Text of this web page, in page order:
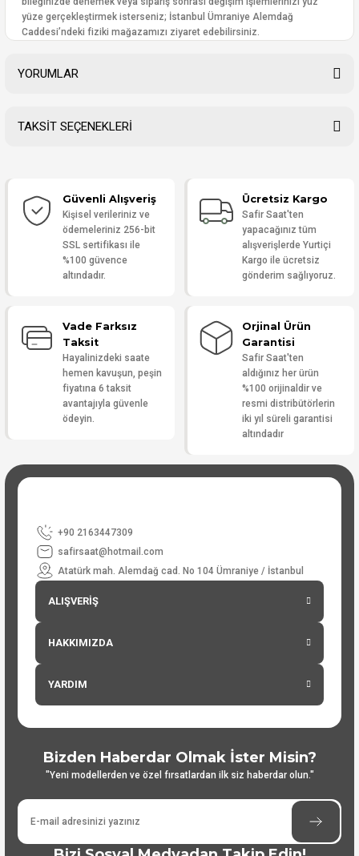
yüze gerçekleştirmek isterseniz; İstanbul Ümraniye Alemdağ
Caddesi’ndeki fiziki mağazamızı ziyaret edebilirsiniz.
YORUMLAR
Yorum Yaz
TAKSİT SEÇENEKLERİ
Güvenli Alışveriş
Kişisel verileriniz ve
ödemeleriniz 256-bit
SSL sertifikası ile
%100 güvence
altındadır.
Ücretsiz Kargo
Safir Saat'ten
yapacağınız tüm
alışverişlerde Yurtiçi
Kargo ile ücretsiz
gönderim sağlıyoruz.
Vade Farksız
Taksit
Hayalinizdeki saate
hemen kavuşun, peşin
fiyatına 6 taksit
avantajıyla güvenle
ödeyin.
Orjinal Ürün
Garantisi
Safir Saat'ten
aldığınız her ürün
%100 orijinaldir ve
resmi distribütörlerin
iki yıl süreli garantisi
altındadır
+90 2163447309
safirsaat@hotmail.com
Atatürk mah. Alemdağ cad. No 104 Ümraniye / İstanbul
ALIŞVERİŞ
HAKKIMIZDA
YARDIM
Bizden Haberdar Olmak İster Misin?
"Yeni modellerden ve özel fırsatlardan ilk siz haberdar olun."